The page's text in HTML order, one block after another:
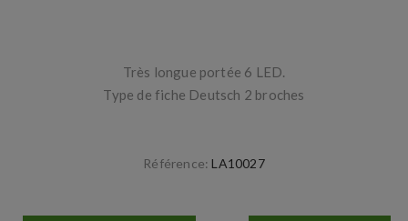
Très longue portée 6 LED.
Type de fiche Deutsch 2 broches
Référence: LA10027